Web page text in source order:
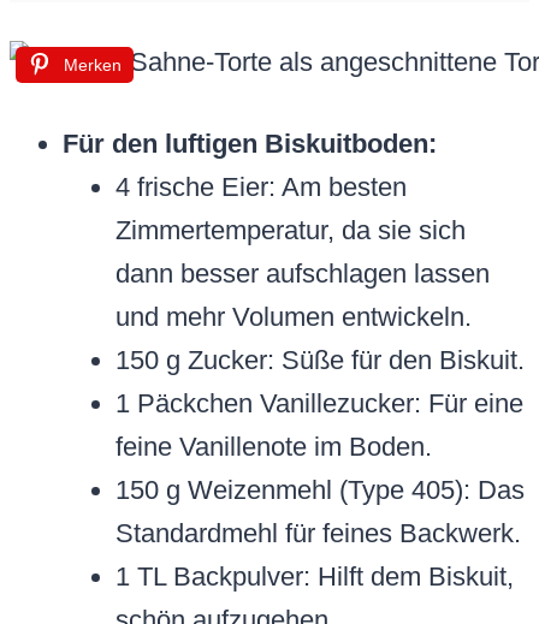
Merken
Für den luftigen Biskuitboden:
4 frische Eier: Am besten
Zimmertemperatur, da sie sich
dann besser aufschlagen lassen
und mehr Volumen entwickeln.
150 g Zucker: Süße für den Biskuit.
1 Päckchen Vanillezucker: Für eine
feine Vanillenote im Boden.
150 g Weizenmehl (Type 405): Das
Standardmehl für feines Backwerk.
1 TL Backpulver: Hilft dem Biskuit,